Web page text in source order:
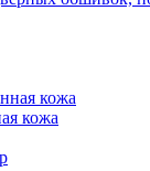
кожа
кожа